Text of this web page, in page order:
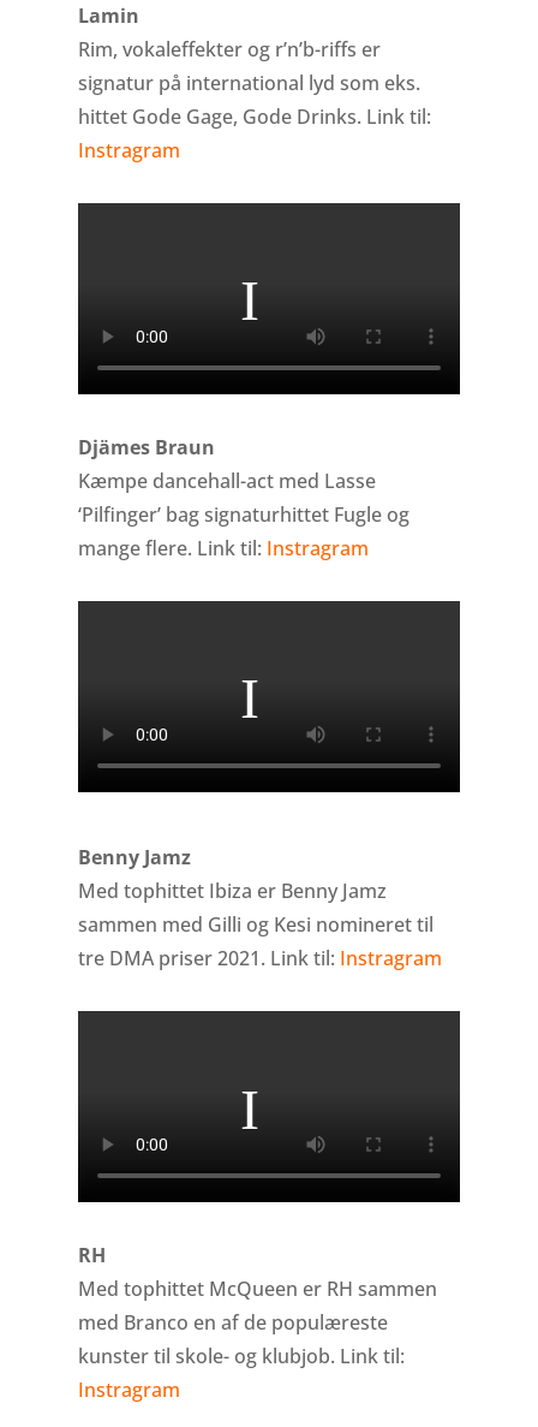
Lamin
Rim, vokaleffekter og r’n’b-riffs er
signatur på international lyd som eks.
hittet Gode Gage, Gode Drinks. Link til:
Instragram
Djämes Braun
Kæmpe dancehall-act med Lasse
‘Pilfinger’ bag signaturhittet Fugle og
mange flere. Link til: Instragram
Benny Jamz
Med tophittet Ibiza er Benny Jamz
sammen med Gilli og Kesi nomineret til
tre DMA priser 2021. Link til: Instragram
RH
Med tophittet McQueen er RH sammen
med Branco en af de populæreste
kunster til skole- og klubjob. Link til:
Instragram